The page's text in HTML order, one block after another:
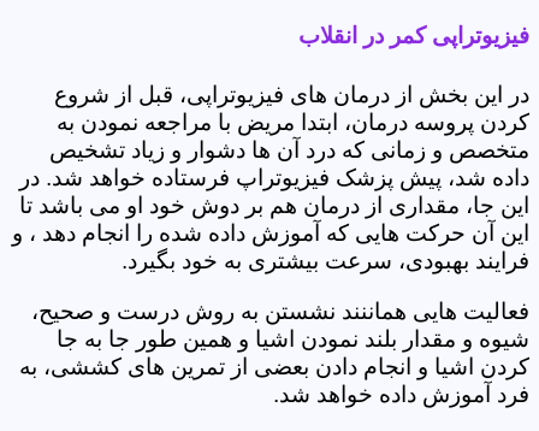
فیزیوتراپی کمر در انقلاب
در این بخش از درمان های فیزیوتراپی، قبل از شروع
کردن پروسه درمان، ابتدا مریض با مراجعه نمودن به
متخصص و زمانی که درد آن ها دشوار و زیاد تشخیص
داده شد، پیش پزشک فیزیوتراپ فرستاده خواهد شد. در
این جا، مقداری از درمان هم بر دوش خود او می باشد تا
این آن حرکت هایی که آموزش داده شده را انجام دهد ، و
فرایند بهبودی، سرعت بیشتری به خود بگیرد.
فعالیت هایی هماننند نشستن به روش درست و صحیح،
شیوه و مقدار بلند نمودن اشیا و همین طور جا به جا
کردن اشیا و انجام دادن بعضی از تمرین های کششی، به
فرد آموزش داده خواهد شد.